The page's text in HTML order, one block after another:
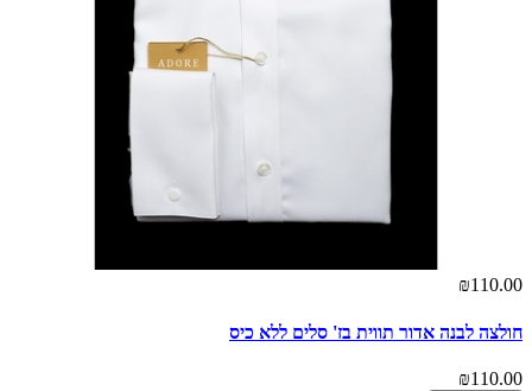
₪110.00
חולצה לבנה אדור תווית בז' סלים ללא כיס
₪110.00